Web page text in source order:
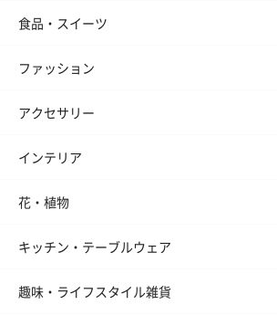
食品・スイーツ
ファッション
アクセサリー
インテリア
花・植物
キッチン・テーブルウェア
趣味・ライフスタイル雑貨